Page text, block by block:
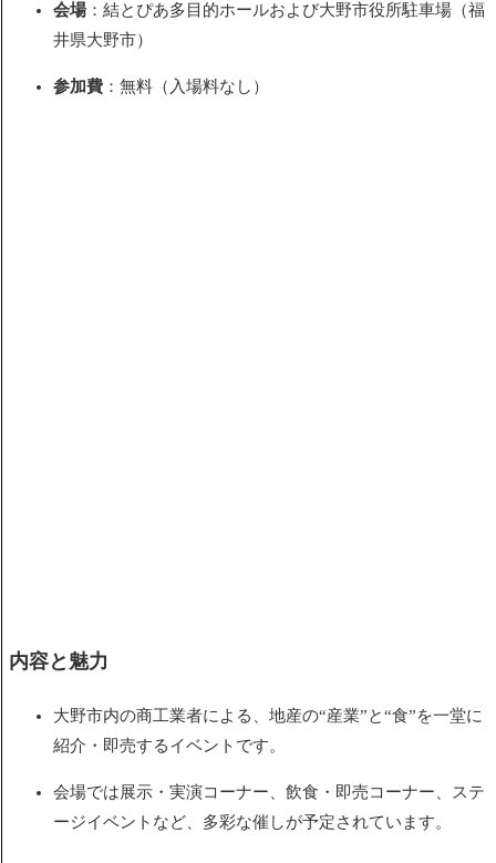
会場：結とぴあ多目的ホールおよび大野市役所駐車場（福
井県大野市）
参加費 ：無料（入場料なし）
内容と魅力
大野市内の商工業者による、地産の“産業”と“食”を一堂に
紹介・即売するイベントです。
会場では展示・実演コーナー、飲食・即売コーナー、ステ
ージイベントなど、多彩な催しが予定されています。